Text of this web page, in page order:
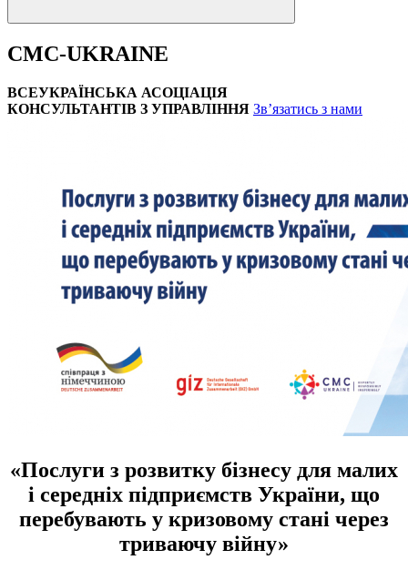
CMC-UKRAINE
ВСЕУКРАЇНСЬКА АСОЦІАЦІЯ
КОНСУЛЬТАНТІВ З УПРАВЛІННЯ Зв’язатись з нами
«Послуги з розвитку бізнесу для малих
і середніх підприємств України, що
перебувають у кризовому стані через
триваючу війну»